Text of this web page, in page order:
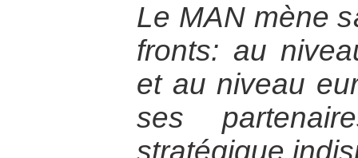
Le MAN mène
fronts: au
et au niveau
ses
stratégique